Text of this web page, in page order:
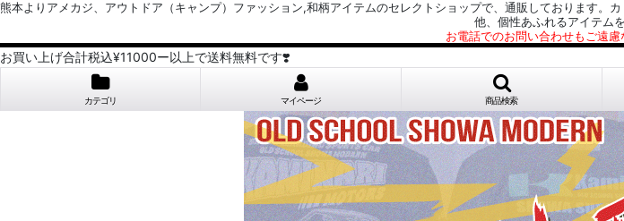
熊本よりアメカジ、アウトドア（キャンプ）ファッション,和柄アイテムのセレクトショップで、通販しております
他、個性あふれるアイテム
お電話でのお問い合わせもご遠
お買い上げ合計税込¥11000ー以上で送料無料です❣️
カテゴリ マイページ 商品検索